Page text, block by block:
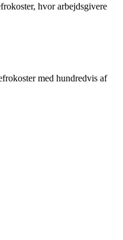
hvor arbejdsgivere
med hundredvis af